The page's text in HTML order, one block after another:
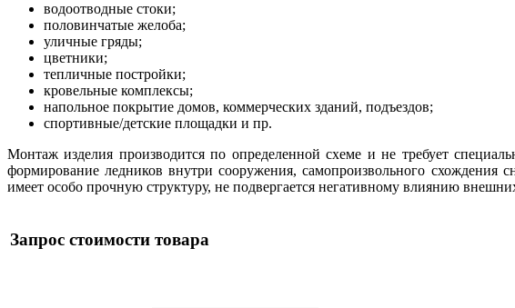
водоотводные стоки;
половинчатые желоба;
уличные гряды;
цветники;
тепличные постройки;
кровельные комплексы;
напольное покрытие домов, коммерческих зданий, подъездов;
спортивные/детские площадки и пр.
Монтаж изделия производится по определенной схеме и не требует
формирование ледников внутри сооружения, самопроизвольного схождения
имеет особо прочную структуру, не подвергается негативному влиянию
Запрос стоимости товара